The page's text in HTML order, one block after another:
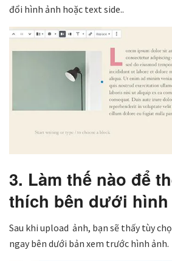
đổi hình ảnh hoặc text side..
3. Làm thế nào để
thích bên dưới hình
Sau khi upload ảnh, bạn sẽ thấy tùy
ngay bên dưới bản xem trước hình ảnh.